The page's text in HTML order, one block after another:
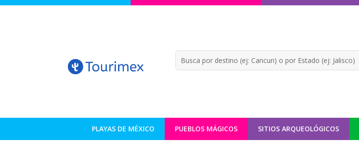
PLAYAS DE MÉXICO PUEBLOS MÁGICOS SITIOS ARQUEOLÓGICOS